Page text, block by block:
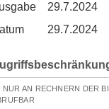
29.7.2024
29.7.2024
NUR AN RECHNERN DER